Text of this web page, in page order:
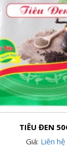
TIÊU ĐEN
Giá: Liên hệ